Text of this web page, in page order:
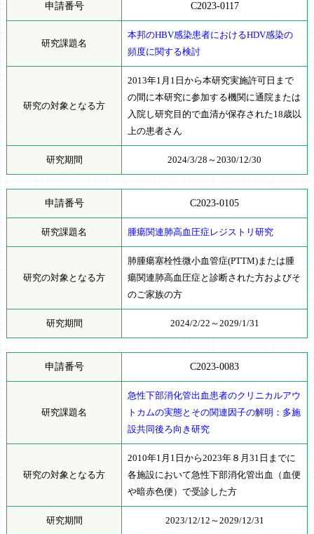
申請番号 C2023-0117
研究課題名
本邦のHBV感染患者におけるHDV感染の
頻度に関する検討
研究の対象となる方
2013年1月1日から本研究実施許可日まで
の間に本研究に参加する機関に通院または
入院し研究目的で血清が保存された18歳以
上の患者さん
研究期間 2024/3/28～2030/12/30
申請番号 C2023-0105
研究課題名 腫瘍関連肺高血圧症レジストリ研究
研究の対象となる方
肺腫瘍塞栓性微小血管症(PTTM)または腫
瘍関連肺高血圧症と診断された方およびそ
のご家族の方
研究期間 2024/2/22～2029/1/31
申請番号 C2023-0083
研究課題名
急性下部消化管出血患者のクリニカルアウ
トカムの実態とその関連因子の解明：多施
設共同後ろ向き研究
研究の対象となる方
2010年1月1日から2023年８月31日までに
各施設において急性下部消化管出血（血便
や暗赤色便）で受診した方
研究期間 2023/12/12～2029/12/31